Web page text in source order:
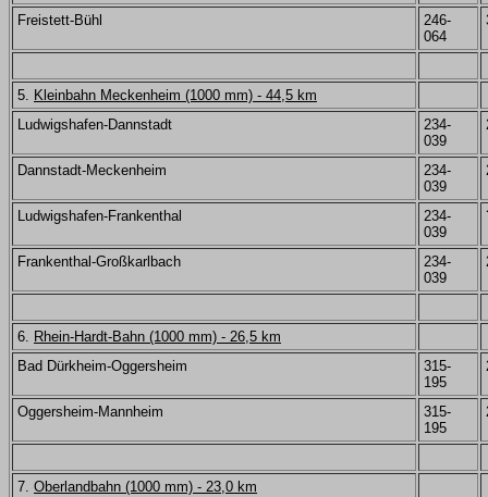
Freistett-Bühl
246-
064
5. Kleinbahn Meckenheim (1000 mm) - 44,5 km
Ludwigshafen-Dannstadt
234-
039
Dannstadt-Meckenheim
234-
039
Ludwigshafen-Frankenthal
234-
039
Frankenthal-Großkarlbach
234-
039
6. Rhein-Hardt-Bahn (1000 mm) - 26,5 km
Bad Dürkheim-Oggersheim
315-
195
Oggersheim-Mannheim
315-
195
7. Oberlandbahn (1000 mm) - 23,0 km